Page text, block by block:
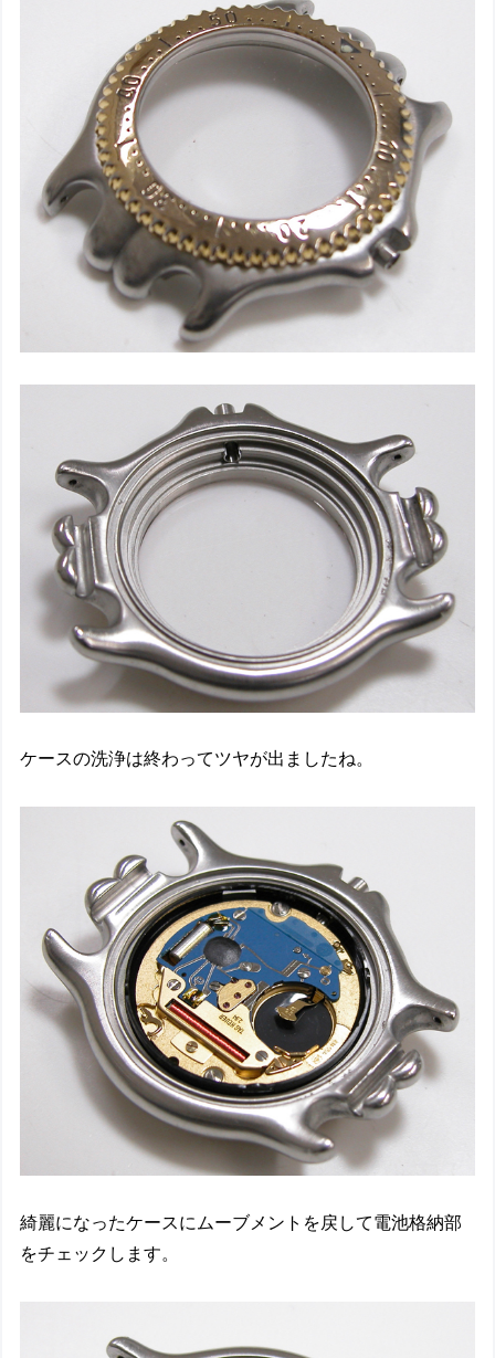
ケースの洗浄は終わってツヤが出ましたね。
綺麗になったケースにムーブメントを戻して電池格納部
をチェックします。